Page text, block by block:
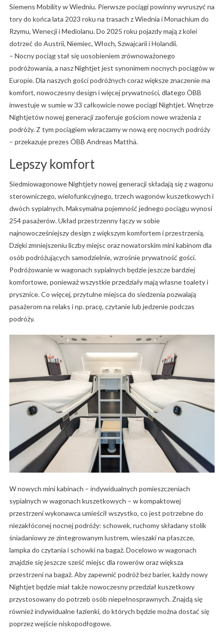
Siemens Mobility w Wiedniu. Pierwsze pociągi powinny wyruszyć na
tory do końca lata 2023 roku na trasach z Wiednia i Monachium do
Rzymu, Wenecji i Mediolanu. Do 2025 roku pojazdy mają z kolei
dotrzeć do Austrii, Niemiec, Włoch, Szwajcarii i Holandii.
– Nocny pociąg stał się uosobieniem zrównoważonego
podróżowania, a nasz Nightjet jest synonimem nocnych pociągów w
Europie. Dla naszych gości podróżnych coraz większe znaczenie ma
komfort, nowoczesny design i więcej prywatności, dlatego ÖBB
inwestuje w sumie w 33 całkowicie nowe pociągi Nightjet. Wnętrze
Nightjetów nowej generacji zaoferuje gościom nowe wrażenia z
podróży. Z tym pociągiem wkraczamy w nową erę nocnych podróży
– przekazuje prezes ÖBB Andreas Matthä.
Lepszy komfort
Siedmiowagonowe Nightjety nowej generacji składają się z wagonu
sterowniczego, wielofunkcyjnego, trzech wagonów kuszetkowych i
dwóch sypialnych. Maksymalna pojemność jednego pociągu wynosi
254 pasażerów. Układ przestrzenny łączy w sobie
najnowocześniejszy design z większym komfortem i przestrzenią.
Dzięki zmniejszeniu liczby miejsc oraz nowatorskim mini kabinom dla
osób podróżujących samodzielnie, wzrośnie prywatność gości.
Podróżowanie w wagonach sypialnych będzie jeszcze bardziej
komfortowe, ponieważ wszystkie przedziały mają własne toalety i
prysznice. Co więcej, przytulne miejsca do siedzenia pozwalają
pasażerom na relaks i np. pracę, czytanie lub jedzenie podczas
podróży.
W nowych mini kabinach – indywidualnych pomieszczeniach
sypialnych w wagonach kuszetkowych – w kompaktowej
przestrzeni wykonawca umieścił wszystko, co jest potrzebne do
niezakłóconej nocnej podróży: schowek, ruchomy składany stolik
śniadaniowy ze zintegrowanym lustrem, wieszaki na płaszcze,
lampka do czytania i schowki na bagaż. Docelowo w wagonach
znajdzie się jeszcze sześć miejsc dla rowerów oraz większa
przestrzeni na bagaż. Aby zapewnić podróż bez barier, każdy nowy
Nightjet będzie miał także nowoczesny przedział kuszetkowy
przystosowany do potrzeb osób niepełnosprawnych. Znajdą się
również indywidualne łazienki, do których będzie można dostać się
poprzez wejście niskopodłogowe.